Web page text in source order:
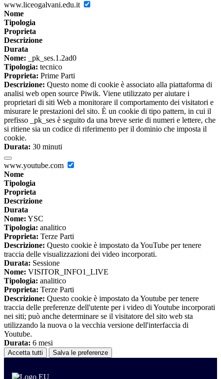
www.liceogalvani.edu.it
Nome
Tipologia
Proprieta
Descrizione
Durata
Nome: _pk_ses.1.2ad0
Tipologia: tecnico
Proprieta: Prime Parti
Descrizione: Questo nome di cookie è associato alla piattaforma di
analisi web open source Piwik. Viene utilizzato per aiutare i
proprietari di siti Web a monitorare il comportamento dei visitatori e
misurare le prestazioni del sito. È un cookie di tipo pattern, in cui il
prefisso _pk_ses è seguito da una breve serie di numeri e lettere, che
si ritiene sia un codice di riferimento per il dominio che imposta il
cookie.
Durata: 30 minuti
www.youtube.com
Nome
Tipologia
Proprieta
Descrizione
Durata
Nome: YSC
Tipologia: analitico
Proprieta: Terze Parti
Descrizione: Questo cookie è impostato da YouTube per tenere
traccia delle visualizzazioni dei video incorporati.
Durata: Sessione
Nome: VISITOR_INFO1_LIVE
Tipologia: analitico
Proprieta: Terze Parti
Descrizione: Questo cookie è impostato da Youtube per tenere
traccia delle preferenze dell'utente per i video di Youtube incorporati
nei siti; può anche determinare se il visitatore del sito web sta
utilizzando la nuova o la vecchia versione dell'interfaccia di
Youtube.
Durata: 6 mesi
Accetta tutti Salva le preferenze